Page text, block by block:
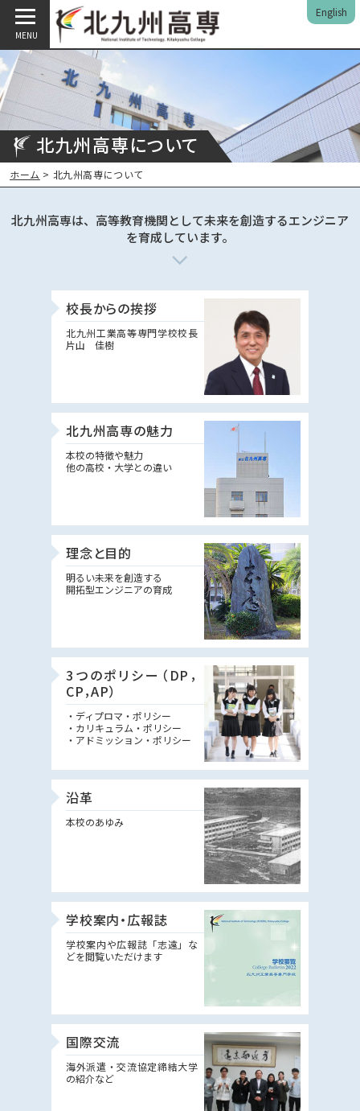
MENU
English
北九州高専について
ホーム > 北九州高専について
北九州高専は、高等教育機関として未来を創造するエンジニア
を育成しています。
校長からの挨拶
北九州工業高等専門学校校長
片山 佳樹
北九州高専の魅力
本校の特徴や魅力
他の高校・大学との違い
理念と目的
明るい未来を創造する
開拓型エンジニアの育成
3つのポリシー（DP，
CP，AP）
・ディプロマ・ポリシー
・カリキュラム・ポリシー
・アドミッション・ポリシー
沿革
本校のあゆみ
学校案内・広報誌
学校案内や広報誌「志遠」な
どを閲覧いただけます
国際交流
海外派遣・交流協定締結大学
の紹介など